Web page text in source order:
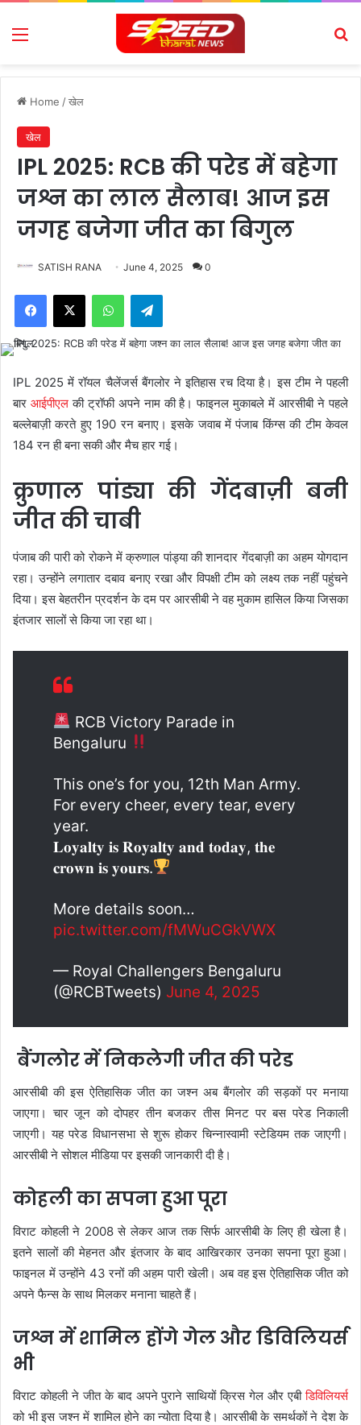
Menu
Home /खेल
खेल
IPL 2025: RCB की परेड में बहेगा
जश्न का लाल सैलाब! आज इस
जगह बजेगा जीत का बिगुल
SATISH RANA June 4, 2025 0
Facebook
X WhatsAppTelegram
IPL 2025 में रॉयल चैलेंजर्स बैंगलोर ने इतिहास रच दिया है। इस टीम ने पहली
बार आईपीएलकी ट्रॉफी अपने नाम की है। फाइनल मुकाबले में आरसीबी ने पहले
बल्लेबाज़ी करते हुए 190 रन बनाए। इसके जवाब में पंजाब किंग्स की टीम केवल
184 रन ही बना सकी और मैच हार गई।
क्रुणाल पांड्या की गेंदबाज़ी बनी
जीत की चाबी
पंजाब की पारी को रोकने में क्रुणाल पांड्या की शानदार गेंदबाज़ी का अहम योगदान
रहा। उन्होंने लगातार दबाव बनाए रखा और विपक्षी टीम को लक्ष्य तक नहीं पहुंचने
दिया। इस बेहतरीन प्रदर्शन के दम पर आरसीबी ने वह मुकाम हासिल किया जिसका
इंतजार सालों से किया जा रहा था।
RCB Victory Parade in
Bengaluru
This one’s for you, 12th Man Army.
For every cheer, every tear, every
year.
𝐋𝐨𝐲𝐚𝐥𝐭𝐲 𝐢𝐬 𝐑𝐨𝐲𝐚𝐥𝐭𝐲 𝐚𝐧𝐝 𝐭𝐨𝐝𝐚𝐲, 𝐭𝐡𝐞
𝐜𝐫𝐨𝐰𝐧 𝐢𝐬 𝐲𝐨𝐮𝐫𝐬.
More details soon…
pic.twitter.com/fMWuCGkVWX
— Royal Challengers Bengaluru
(@RCBTweets) June 4, 2025
बैंगलोर में निकलेगी जीत की परेड
आरसीबी की इस ऐतिहासिक जीत का जश्न अब बैंगलोर की सड़कों पर मनाया
जाएगा। चार जून को दोपहर तीन बजकर तीस मिनट पर बस परेड निकाली
जाएगी। यह परेड विधानसभा से शुरू होकर चिन्नास्वामी स्टेडियम तक जाएगी।
आरसीबी ने सोशल मीडिया पर इसकी जानकारी दी है।
कोहली का सपना हुआ पूरा
विराट कोहली ने 2008 से लेकर आज तक सिर्फ आरसीबी के लिए ही खेला है।
इतने सालों की मेहनत और इंतजार के बाद आखिरकार उनका सपना पूरा हुआ।
फाइनल में उन्होंने 43 रनों की अहम पारी खेली। अब वह इस ऐतिहासिक जीत को
अपने फैन्स के साथ मिलकर मनाना चाहते हैं।
जश्न में शामिल होंगे गेल और डिविलियर्स
भी
विराट कोहली ने जीत के बाद अपने पुराने साथियों क्रिस गेल और एबीडिविलियर्स
को भी इस जश्न में शामिल होने का न्योता दिया है। आरसीबी के समर्थकों ने देश के